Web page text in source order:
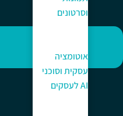
וסרטונים
אוטומציה
עסקית וסוכני
AI לעסקים